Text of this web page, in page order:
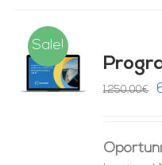
Sale!
1.250,00€